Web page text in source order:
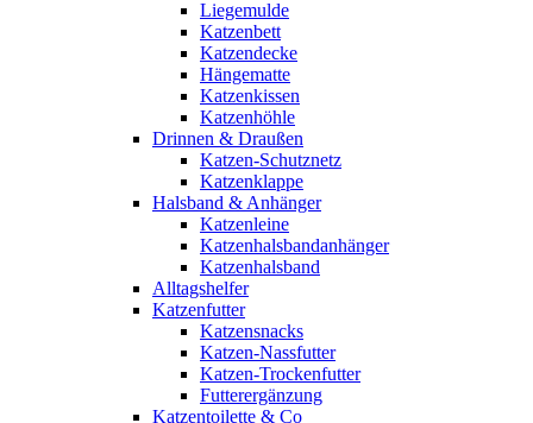
Liegemulde
Katzenbett
Katzendecke
Hängematte
Katzenkissen
Katzenhöhle
Drinnen & Draußen
Katzen-Schutznetz
Katzenklappe
Halsband & Anhänger
Katzenleine
Katzenhalsbandanhänger
Katzenhalsband
Alltagshelfer
Katzenfutter
Katzensnacks
Katzen-Nassfutter
Katzen-Trockenfutter
Futterergänzung
Katzentoilette & Co